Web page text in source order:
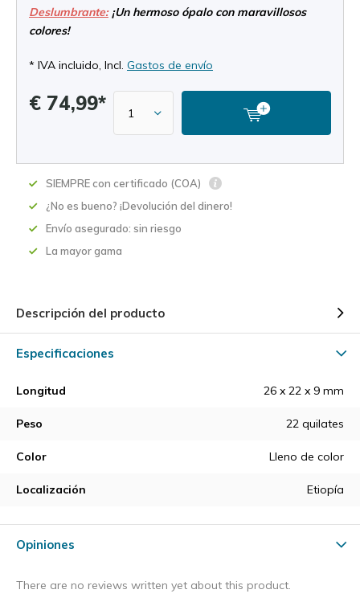
Deslumbrante:¡Un hermoso ópalo con maravillosos
colores!
* IVA incluido, Incl. Gastos de envío
€ 74,99*
SIEMPRE con certificado (COA)
¿No es bueno? ¡Devolución del dinero!
Envío asegurado: sin riesgo
La mayor gama
Descripción del producto
Especificaciones
Longitud 26 x 22 x 9 mm
Peso 22 quilates
Color Lleno de color
Localización Etiopía
Opiniones
There are no reviews written yet about this product.